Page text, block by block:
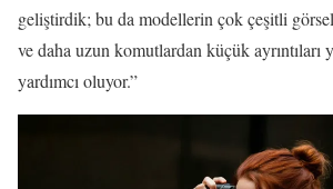
geliştirdik; bu da modellerin çok çeşitli
ve daha uzun komutlardan küçük ayrıntıları
yardımcı oluyor.”